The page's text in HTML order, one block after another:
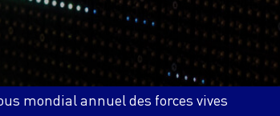
mondial annuel des forces vives